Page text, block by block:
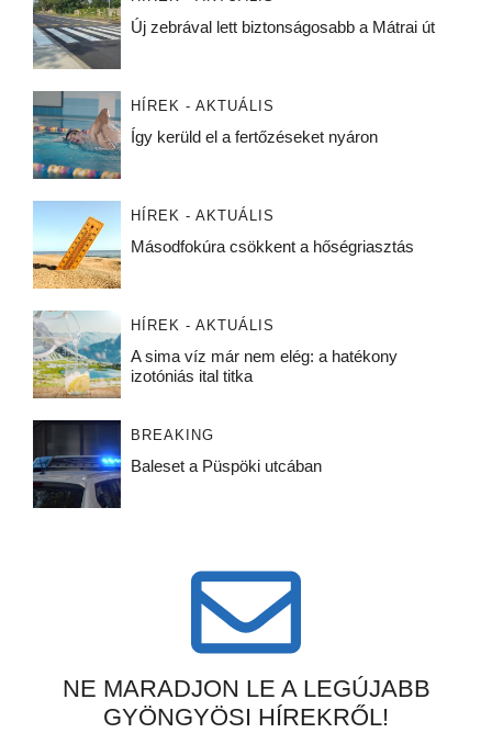
Új zebrával lett biztonságosabb a Mátrai út
HÍREK - AKTUÁLIS
Így kerüld el a fertőzéseket nyáron
HÍREK - AKTUÁLIS
Másodfokúra csökkent a hőségriasztás
HÍREK - AKTUÁLIS
A sima víz már nem elég: a hatékony
izotóniás ital titka
BREAKING
Baleset a Püspöki utcában
NE MARADJON LE A LEGÚJABB
GYÖNGYÖSI HÍREKRŐL!